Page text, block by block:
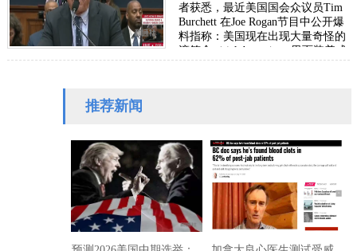
者获悉，最近美国国会众议员Tim
Burchett 在Joe Rogan节目中公开爆
料指称：美国现在出现大量奇怪的
滴答盒（tick boxes），里面装着成
推荐新闻